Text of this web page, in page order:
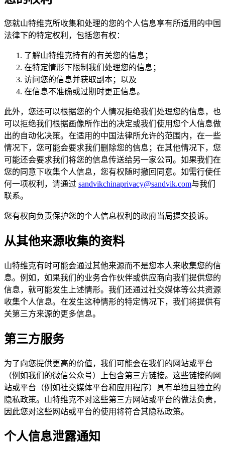
您就山特维克所收集和处理的您的个人信息享有所适用的中国
法律下的特定权利，包括您有权：
了解山特维克持有的有关您的信息；
在特定情形下限制我们处理您的信息；
访问您的信息并获取副本；以及
在信息不准确或过期时更正信息。
此外，您还可以根据您的个人情况拒绝我们处理您的信息，也
可以拒绝我们根据画像所作出的决定或我们使用您个人信息做
出的自动化决策。在适用的中国法律所允许的范围内，在一些
情况下，您可能会要求我们删除您的信息；在其他情况下，您
可能还会要求我们将您的信息传送给另一家公司。如果我们在
您的同意下收集个人信息，您有权随时撤回同意。如需行使任
何一项权利，请通过 sandvikchinaprivacy@sandvik.com与我们
联系。
您有权向负责保护您的个人信息权利的政府当局提交投诉。
从其他来源收集的资料
山特维克有时可能会通过其他来源而不是您本人来收集您的信
息。例如，如果我们的业务合作伙伴或供应商向我们提供您的
信息，就可能发生上述情形。我们还通过社交媒体等公共资源
收集个人信息。在发生这种情形的特定情况下，我们将提供有
关第三方来源的更多信息。
第三方服务
为了向您提供更高的价值，我们可能会在我们的网站或平台
（例如我们的微信公众号）上包含第三方链接。这些链接的网
站或平台（例如社交媒体平台和应用程序）具有单独且独立的
隐私政策。山特维克不对这些第三方网站或平台的做法负责，
因此您对这些网站或平台的使用将符合其隐私政策。
个人信息泄露通知